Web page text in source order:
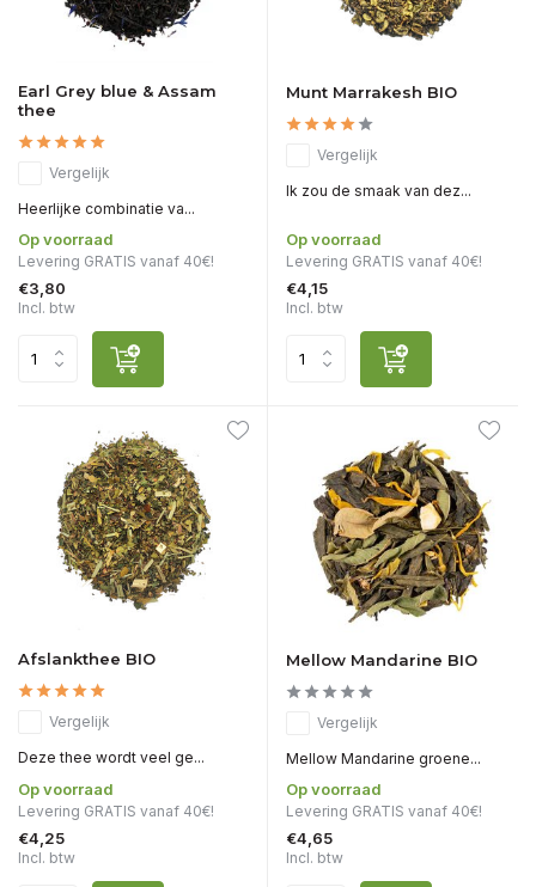
Earl Grey blue & Assam
thee
Vergelijk
Heerlijke combinatie va...
Op voorraad
Levering GRATIS vanaf 40€!
€3,80
Incl. btw
Munt Marrakesh BIO
Vergelijk
Ik zou de smaak van dez...
Op voorraad
Levering GRATIS vanaf 40€!
€4,15
Incl. btw
Afslankthee BIO
Vergelijk
Deze thee wordt veel ge...
Op voorraad
Levering GRATIS vanaf 40€!
€4,25
Incl. btw
Mellow Mandarine BIO
Vergelijk
Mellow Mandarine groene...
Op voorraad
Levering GRATIS vanaf 40€!
€4,65
Incl. btw